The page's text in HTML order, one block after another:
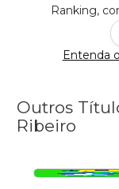
Ranking,
Entenda
Outros
Ribeiro